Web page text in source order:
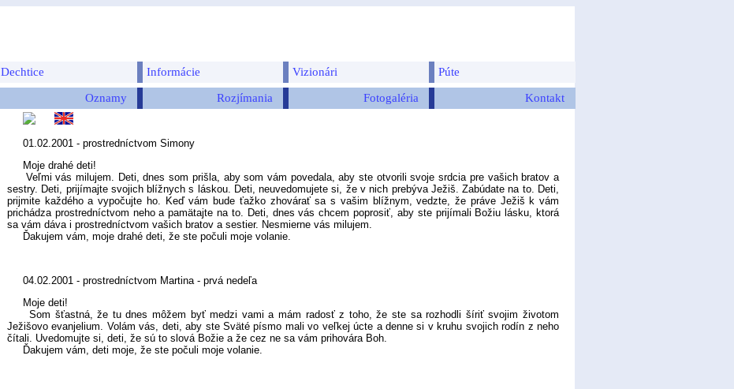
Dechtice Informácie Vizionári Púte
Oznamy Rozjímania Fotogaléria
Kontakt
01.02.2001 - prostredníctvom Simony
Moje drahé deti!
Veľmi vás milujem. Deti, dnes som prišla, aby som vám povedala, aby ste otvorili svoje srdcia pre vašich bratov a
sestry. Deti, prijímajte svojich blížnych s láskou. Deti, neuvedomujete si, že v nich prebýva Ježiš. Zabúdate na to. Deti,
prijmite každého a vypočujte ho. Keď vám bude ťažko zhovárať sa s vašim blížnym, vedzte, že práve Ježiš k vám
prichádza prostredníctvom neho a pamätajte na to. Deti, dnes vás chcem poprosiť, aby ste prijímali Božiu lásku, ktorá
sa vám dáva i prostredníctvom vašich bratov a sestier. Nesmierne vás milujem.
Ďakujem vám, moje drahé deti, že ste počuli moje volanie.
04.02.2001 - prostredníctvom Martina - prvá nedeľa
Moje deti!
Som šťastná, že tu dnes môžem byť medzi vami a mám radosť z toho, že ste sa rozhodli šíriť svojim životom
Ježišovo evanjelium. Volám vás, deti, aby ste Sväté písmo mali vo veľkej úcte a denne si v kruhu svojich rodín z neho
čítali. Uvedomujte si, deti, že sú to slová Božie a že cez ne sa vám prihovára Boh.
Ďakujem vám, deti moje, že ste počuli moje volanie.